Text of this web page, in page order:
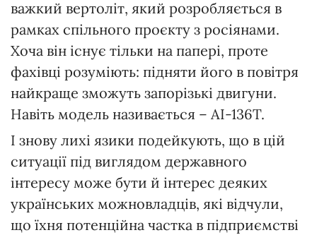
важкий вертоліт, який розробляється в
рамках спільного проєкту з росіянами.
Хоча він існує тільки на папері, проте
фахівці розуміють: підняти його в повітря
найкраще зможуть запорізькі двигуни.
Навіть модель називається – АІ-136Т.
І знову лихі язики подейкують, що в цій
ситуації під виглядом державного
інтересу може бути й інтерес деяких
українських можновладців, які відчули,
що їхня потенційна частка в підприємстві